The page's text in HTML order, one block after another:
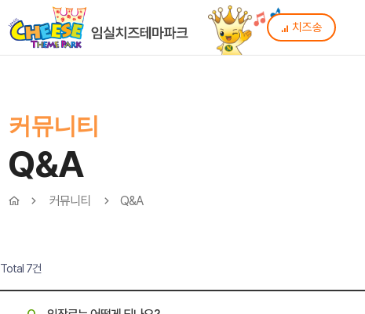
치즈송
커뮤니티
Q&A
커뮤니티 Q&A
Total 7건